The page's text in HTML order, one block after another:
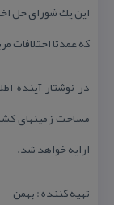
این یك شورای حل
كه عمدتا
در نوشتار آینده
مساحت زمینهای
ارایه خواهد شد.
تهیه كننده : بهمن